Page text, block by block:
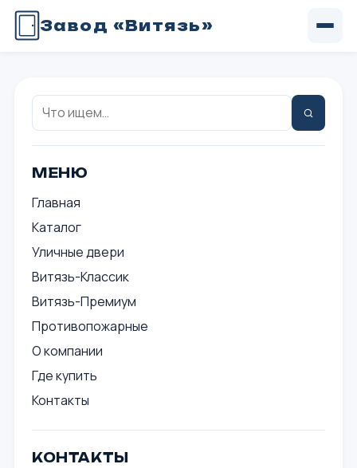
Завод «Витязь»
Поиск:
Найти
МЕНЮ
Главная
Каталог
Уличные двери
Витязь-Классик
Витязь-Премиум
Противопожарные
О компании
Где купить
Контакты
КОНТАКТЫ